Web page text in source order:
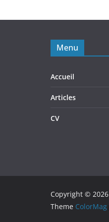
Menu
Accueil
Articles
CV
Copyright © 2026
Theme ColorMag